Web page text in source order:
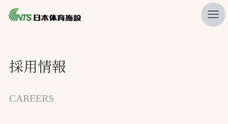
ニュース
採用情報
CAREERS